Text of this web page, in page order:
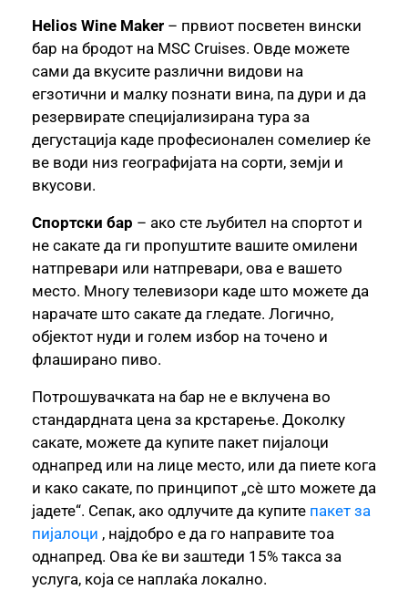
Helios Wine Maker – првиот посветен вински
бар на бродот на MSC Cruises. Овде можете
сами да вкусите различни видови на
егзотични и малку познати вина, па дури и да
резервирате специјализирана тура за
дегустација каде професионален сомелиер ќе
ве води низ географијата на сорти, земји и
вкусови.
Спортски бар – ако сте љубител на спортот и
не сакате да ги пропуштите вашите омилени
натпревари или натпревари, ова е вашето
место. Многу телевизори каде што можете да
нарачате што сакате да гледате. Логично,
објектот нуди и голем избор на точено и
флаширано пиво.
Потрошувачката на бар не е вклучена во
стандардната цена за крстарење. Доколку
сакате, можете да купите пакет пијалоци
однапред или на лице место, или да пиете кога
и како сакате, по принципот „сè што можете да
јадете“. Сепак, ако одлучите да купите пакет за
пијалоци , најдобро е да го направите тоа
однапред. Ова ќе ви заштеди 15% такса за
услуга, која се наплаќа локално.